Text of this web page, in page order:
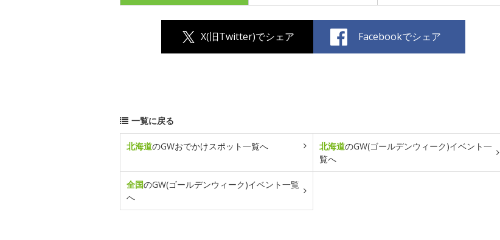
X(旧Twitter)でシェア Facebookでシェア
一覧に戻る
北海道のGWおでかけスポット一覧へ 北海道のGW(ゴールデンウィーク)イベント一
覧へ
全国のGW(ゴールデンウィーク)イベント一覧
へ